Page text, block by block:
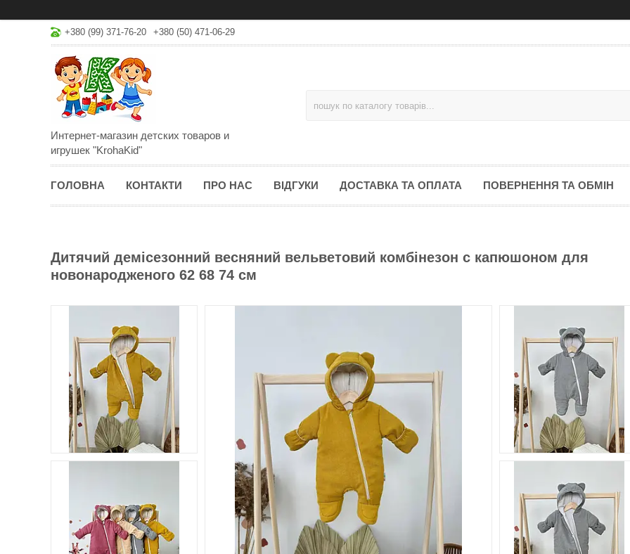
+380 (99) 371-76-20 +380 (50) 471-06-29
Интернет-магазин детских товаров и
игрушек "KrohaKid"
ГОЛОВНА КОНТАКТИ ПРО НАС ВІДГУКИ ДОСТАВКА ТА ОПЛАТА ПОВЕРНЕННЯ ТА ОБМІН
Дитячий демісезонний весняний вельветовий комбінезон с капюшоном для
новонародженого 62 68 74 см